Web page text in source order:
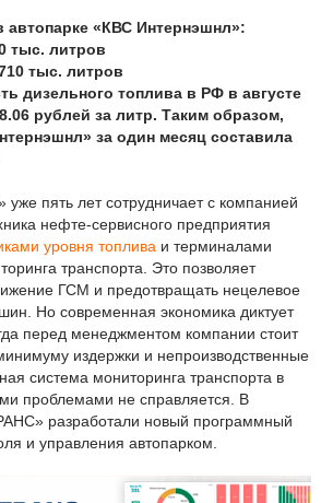
автопарке «КВС Интернэшнл»:
тыс. литров
тыс. литров
дизельного топлива в РФ в августе
рублей за литр. Таким образом,
за один месяц составила
пять лет сотрудничает с компанией
нефте-сервисного предприятия
уровня топлива и терминалами
транспорта. Это позволяет
ГСМ и предотвращать нецелевое
Но современная экономика диктует
перед менеджментом компании стоит
издержки и непроизводственные
система мониторинга транспорта в
проблемами не справляется. В
разработали новый программный
и управления автопарком.